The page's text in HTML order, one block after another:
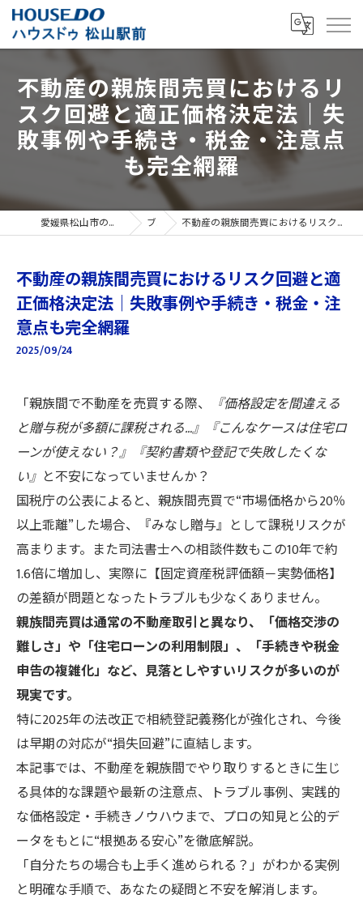
不動産の親族間売買におけるリ
スク回避と適正価格決定法｜失
敗事例や手続き・税金・注意点
も完全網羅
愛媛県松山市の不動産売買ならハウスドゥ 松山駅前 ブログ 不動産の親族間売買におけるリスク回避と適正価格決定法｜失敗事例や手続き・税金・注意点も完全網羅
不動産の親族間売買におけるリスク回避と適
正価格決定法｜失敗事例や手続き・税金・注
意点も完全網羅
2025/09/24
「親族間で不動産を売買する際、
『価格設定を間違える
と贈与税が多額に課税される…』『こんなケースは住宅ロ
ーンが使えない？』『契約書類や登記で失敗したくな
い』 と不安になっていませんか？
国税庁の公表によると、親族間売買で“市場価格から20％
以上乖離”した場合、『みなし贈与』として課税リスクが
高まります。また司法書士への相談件数もこの10年で約
1.6倍に増加し、実際に【固定資産税評価額－実勢価格】
の差額が問題となったトラブルも少なくありません。
親族間売買は通常の不動産取引と異なり、「価格交渉の
難しさ」や「住宅ローンの利用制限」、「手続きや税金
申告の複雑化」など、見落としやすいリスクが多いのが
現実です。
特に2025年の法改正で相続登記義務化が強化され、今後
は早期の対応が“損失回避”に直結します。
本記事では、不動産を親族間でやり取りするときに生じ
る具体的な課題や最新の注意点、トラブル事例、実践的
な価格設定・手続きノウハウまで、プロの知見と公的デ
ータをもとに“根拠ある安心”を徹底解説。
「自分たちの場合も上手く進められる？」がわかる実例
と明確な手順で、あなたの疑問と不安を解消します。